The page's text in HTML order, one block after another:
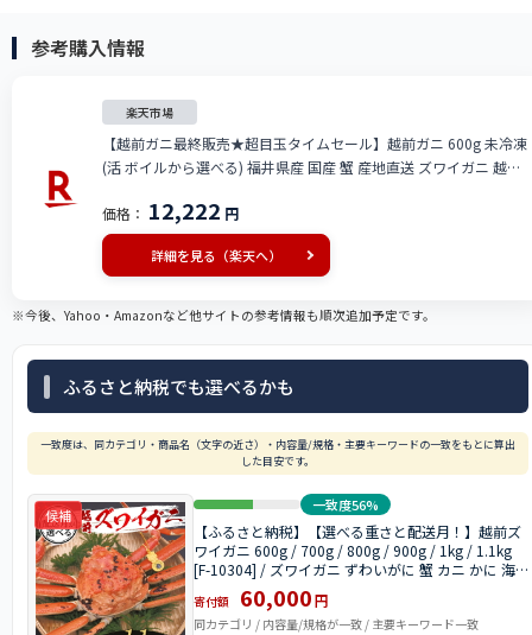
参考購入情報
楽天市場
【越前ガニ最終販売★超目玉タイムセール】越前ガニ 600g 未冷凍
(活 ボイルから選べる) 福井県産 国産 蟹 産地直送 ズワイガニ 越前
価格： 12,222 円
詳細を見る（楽天へ）
※今後、Yahoo・Amazonなど他サイトの参考情報も順次追加予定です。
ふるさと納税でも選べるかも
一致度は、同カテゴリ・商品名（文字の近さ）・内容量/規格・主要キーワードの一致をもとに算出
した目安です。
候補
一致度56%
【ふるさと納税】【選べる重さと配送月！】越前ズ
ワイガニ 600g / 700g / 800g / 900g / 1kg / 1.1kg
[F-10304] / ズワイガニ ずわいがに 蟹 カニ かに 海
鮮 越前ガニ 福井県鯖江市
寄付額 60,000円
同カテゴリ / 内容量/規格が一致 / 主要キーワード一致